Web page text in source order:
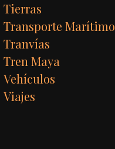
Tierras
Transporte Marítimo
Tranvías
Tren Maya
Vehículos
Viajes